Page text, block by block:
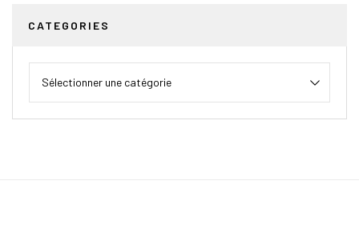
CATEGORIES